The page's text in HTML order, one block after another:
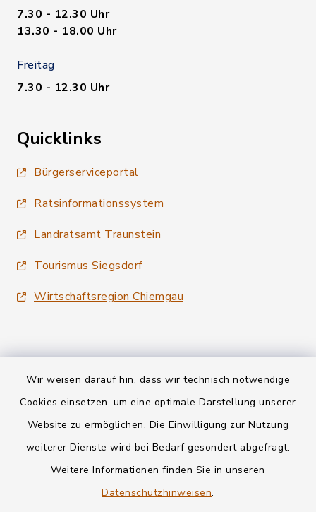
Wir weisen darauf hin, dass wir technisch notwendige
Cookies einsetzen, um eine optimale Darstellung unserer
Website zu ermöglichen. Die Einwilligung zur Nutzung
weiterer Dienste wird bei Bedarf gesondert abgefragt.
Weitere Informationen finden Sie in unseren
Datenschutzhinweisen.
7.30 - 12.30 Uhr
13.30 - 18.00 Uhr
Freitag
7.30 - 12.30 Uhr
Quicklinks
Bürgerserviceportal
Ratsinformationssystem
Landratsamt Traunstein
Tourismus Siegsdorf
Wirtschaftsregion Chiemgau
Kontakt
Informationspflichten